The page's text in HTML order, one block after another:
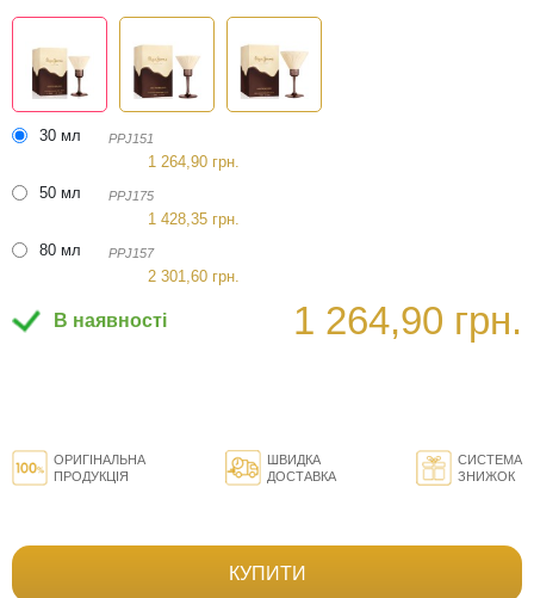
30 мл PPJ151
1 264,90 грн.
50 мл
PPJ175
1 428,35 грн.
80 мл
PPJ157
2 301,60 грн.
В наявності 1 264,90 грн.
ОРИГІНАЛЬНА
ПРОДУКЦІЯ
ШВИДКА
ДОСТАВКА
СИСТЕМА
ЗНИЖОК
КУПИТИ